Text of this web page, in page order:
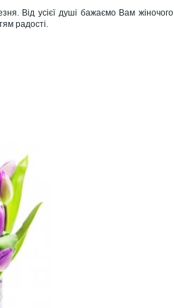
Від усієї душі бажаємо Вам жіночого
радості.